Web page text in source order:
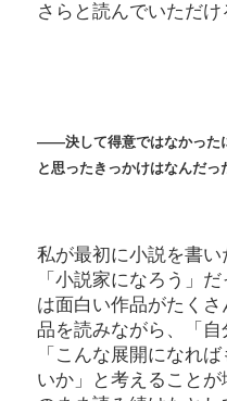
さらと読んでいただけ
――決して得意ではなかった
と思ったきっかけはなんだっ
私が最初に小説を書
「小説家になろう」
は面白い作品がたく
品を読みながら、「
「こんな展開になれ
いか」と考えること